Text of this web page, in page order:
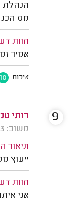
הנהלת
מס
חוות
אמיר
איכות 10
רותי
משוב: 23/08/2023
תיאור
ייעוץ
חוות
9